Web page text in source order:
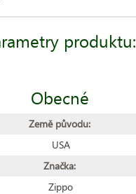
produktu:
Obecné
Země původu:
USA
Značka:
Zippo